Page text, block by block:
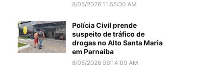
8/05/2026 11:55:00 AM
Polícia Civil prende
suspeito de tráfico de
drogas no Alto Santa Maria
em Parnaíba
8/05/2026 06:14:00 AM